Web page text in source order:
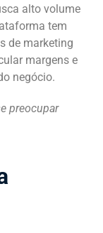
alto volume
tem
de marketing
margens e
negócio.
preocupar